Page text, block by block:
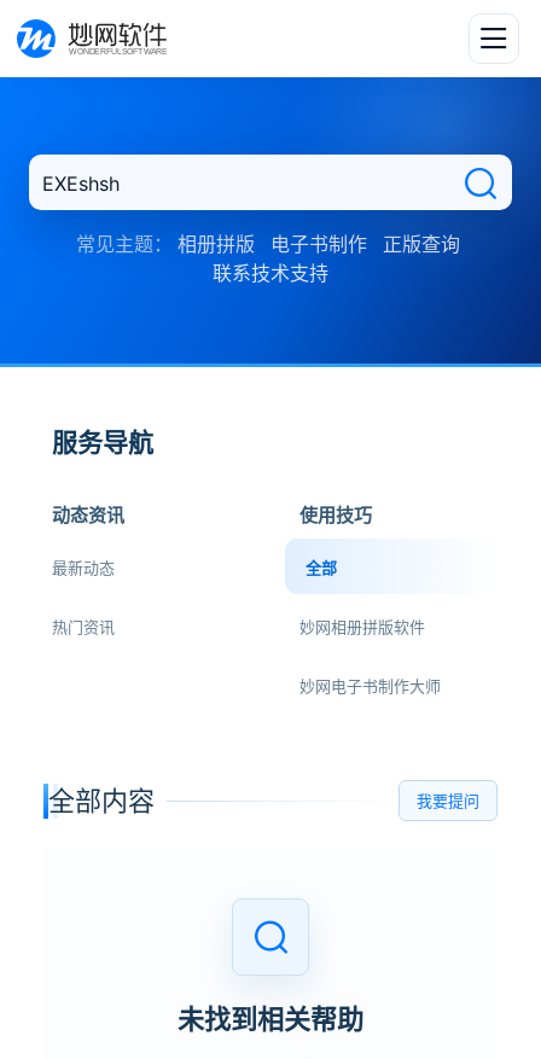
常见主题： 相册拼版 电子书制作
正版查询
联系技术支持
服务导航
动态资讯
最新动态
热门资讯
使用技巧
全部
妙网相册拼版软件
妙网电子书制作大师
全部内容 我要提问
未找到相关帮助